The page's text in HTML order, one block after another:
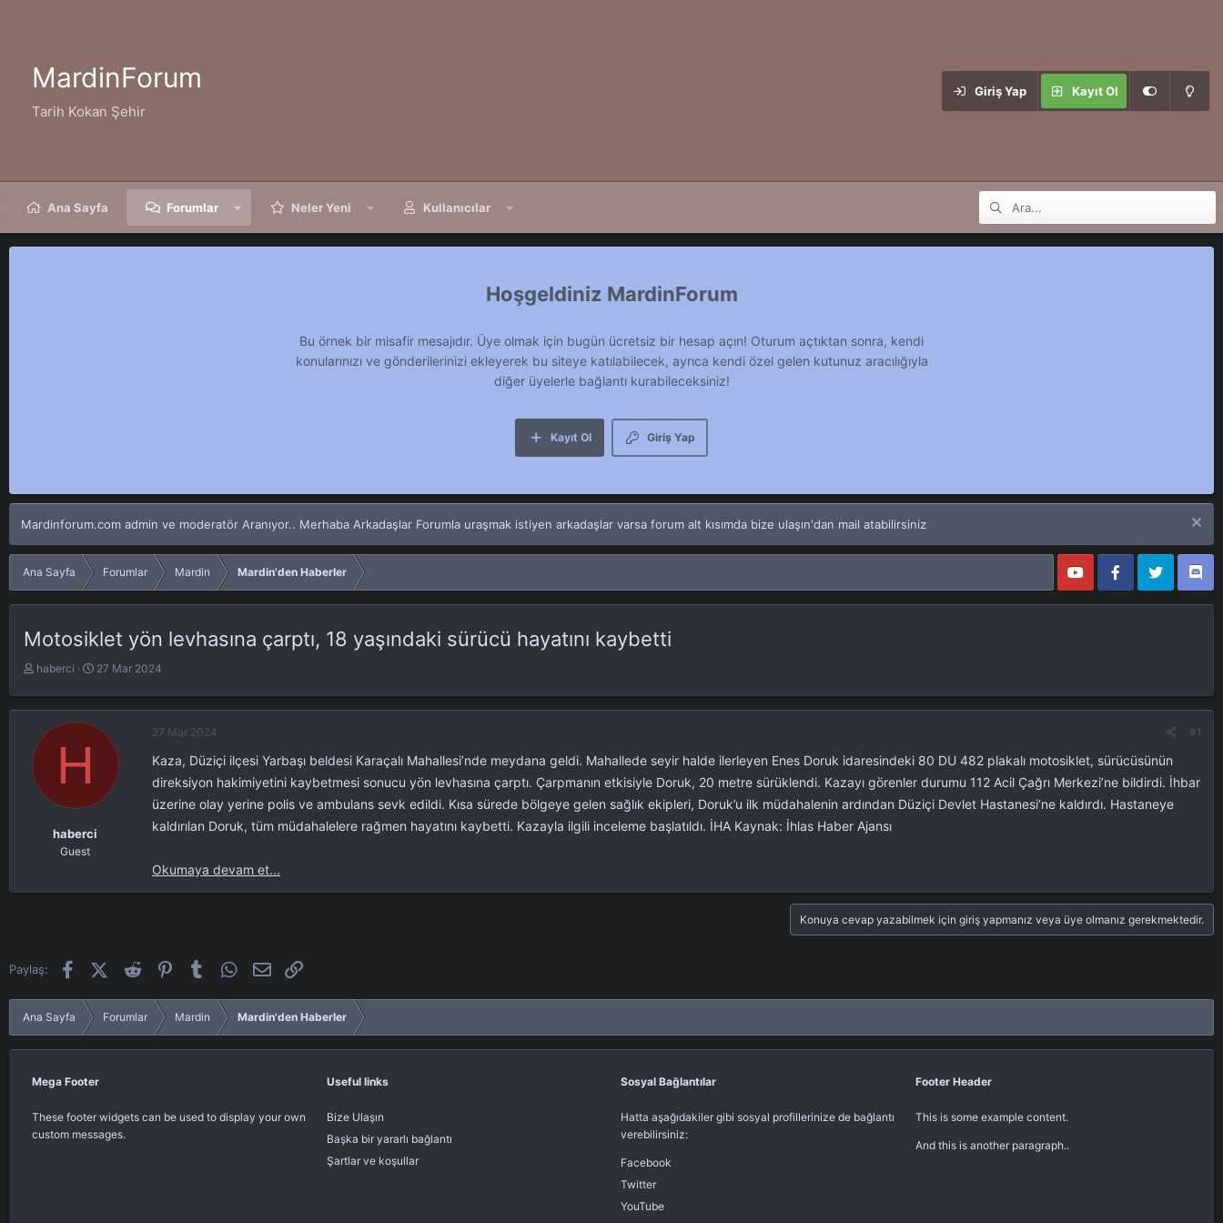
MardinForum
Tarih Kokan Şehir
Giriş Yap Kayıt Ol
Ana Sayfa Forumlar Neler Yeni Kullanıcılar
MardinForum
Bu örnek bir misafir mesajıdır. Üye olmak için bugün ücretsiz bir hesap açın! Oturum açtıktan sonra, kendi
konularınızı ve gönderilerinizi ekleyerek bu siteye katılabilecek, ayrıca kendi özel gelen kutunuz aracılığıyla
diğer üyelerle bağlantı kurabileceksiniz!
Giriş Yap
Kayıt Ol
Mardinforum.com admin ve moderatör Aranıyor.. Merhaba Arkadaşlar Forumla uraşmak istiyen arkadaşlar varsa forum alt kısımda bize ulaşın'dan mail atabilirsiniz
Ana Sayfa Forumlar Mardin Mardin'den Haberler
Motosiklet yön levhasına çarptı, 18 yaşındaki sürücü hayatını kaybetti
K
y
a
n
haberci
B
ç
a
h
27 Mar 2024
H
haberci
Guest
27 Mar 2024 #1
Kaza, Düziçi ilçesi Yarbaşı beldesi Karaçalı Mahallesi’nde meydana geldi. Mahallede seyir halde ilerleyen Enes Doruk idaresindeki 80 DU 482 plakalı motosiklet, sürücüsünün
direksiyon hakimiyetini kaybetmesi sonucu yön levhasına çarptı. Çarpmanın etkisiyle Doruk, 20 metre sürüklendi. Kazayı görenler durumu 112 Acil Çağrı Merkezi’ne bildirdi. İhbar
üzerine olay yerine polis ve ambulans sevk edildi. Kısa sürede bölgeye gelen sağlık ekipleri, Doruk’u ilk müdahalenin ardından Düziçi Devlet Hastanesi’ne kaldırdı. Hastaneye
kaldırılan Doruk, tüm müdahalelere rağmen hayatını kaybetti. Kazayla ilgili inceleme başlatıldı. İHA Kaynak: İhlas Haber Ajansı
Okumaya devam et...
Konuya cevap yazabilmek için giriş yapmanız veya üye olmanız gerekmektedir.
Paylaş: FacebookX (Twitter)
Reddit PinterestTumblr WhatsApp
E-posta
Ana Sayfa Forumlar Mardin Mardin'den Haberler
Mega Footer
These footer widgets can be used to display your own
custom messages.
Useful links
Bize Ulaşın
Başka bir yararlı bağlantı
Şartlar ve koşullar
Sosyal Bağlantılar
Hatta aşağıdakiler gibi sosyal profillerinize de bağlantı
verebilirsiniz:
Facebook
Twitter
YouTube
Footer Header
This is some example content.
And this is another paragraph..